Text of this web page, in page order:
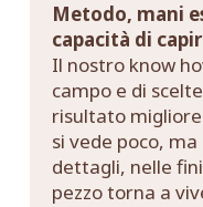
Metodo, mani
capacità di
Il nostro know
campo e di
risultato
si vede poco,
dettagli, nelle
pezzo torna a